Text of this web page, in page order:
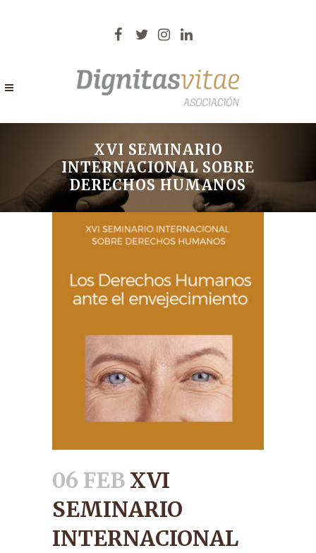
XVI SEMINARIO
INTERNACIONAL SOBRE
DERECHOS HUMANOS
06 FEB XVI
SEMINARIO
INTERNACIONAL